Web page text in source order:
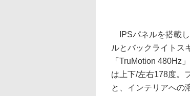
IPSパネルを搭載
ルとバックライトス
「TruMotion 480Hz
は上下/左右178度。
と、インテリアへの